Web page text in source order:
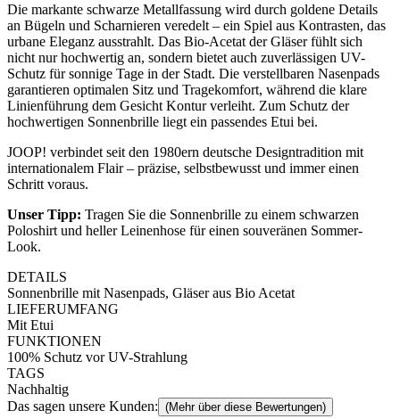
Die markante schwarze Metallfassung wird durch goldene Details
an Bügeln und Scharnieren veredelt – ein Spiel aus Kontrasten, das
urbane Eleganz ausstrahlt. Das Bio-Acetat der Gläser fühlt sich
nicht nur hochwertig an, sondern bietet auch zuverlässigen UV-
Schutz für sonnige Tage in der Stadt. Die verstellbaren Nasenpads
garantieren optimalen Sitz und Tragekomfort, während die klare
Linienführung dem Gesicht Kontur verleiht. Zum Schutz der
hochwertigen Sonnenbrille liegt ein passendes Etui bei.
JOOP! verbindet seit den 1980ern deutsche Designtradition mit
internationalem Flair – präzise, selbstbewusst und immer einen
Schritt voraus.
Unser Tipp: Tragen Sie die Sonnenbrille zu einem schwarzen
Poloshirt und heller Leinenhose für einen souveränen Sommer-
Look.
DETAILS
Sonnenbrille mit Nasenpads, Gläser aus Bio Acetat
LIEFERUMFANG
Mit Etui
FUNKTIONEN
100% Schutz vor UV-Strahlung
TAGS
Nachhaltig
Das sagen unsere Kunden: (Mehr über diese Bewertungen)